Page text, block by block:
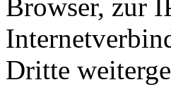
Browser, zur
Dritte